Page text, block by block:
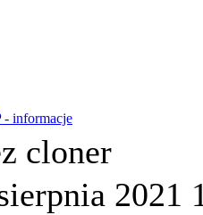
- informacje
cloner
2021